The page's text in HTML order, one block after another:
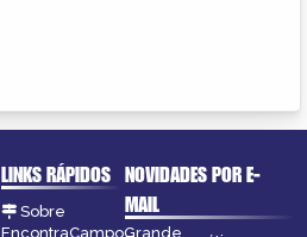
LINKS RÁPIDOS
Sobre
EncontraCampoGrande
NOVIDADES POR E-
MAIL